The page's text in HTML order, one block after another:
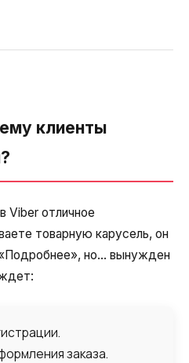
событий
услуги
клиенты
Viber отличное
товарную карусель, он
но… вынужден
заказа.